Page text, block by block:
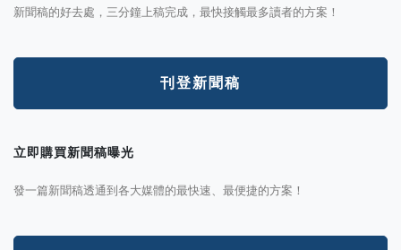
新聞稿的好去處，三分鐘上稿完成，最快接觸最多讀者的方案！
刊登新聞稿
立即購買新聞稿曝光
發一篇新聞稿透通到各大媒體的最快速、最便捷的方案！